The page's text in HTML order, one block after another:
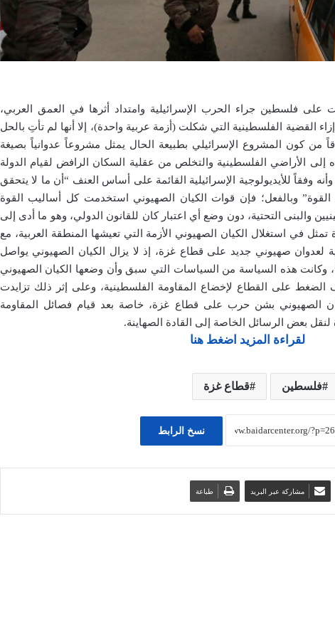
فلسطين جراء الحرب الإسرائيلية وامتداد أثرها في العمق العربي،
القضية الفلسطينية التي شكلت (أزمة عربية واحدة)، إلا أنها لم تأتِ بالحل
من كون المشروع الإسرائيلي بطبيعة الحال يمثل مشروعاً عدوانياً بصيغة
إلى الأراضي الفلسطينية والتخلص من عقلية السكان الرافض لقيام الدولة
وفقاً للأيديولوجية الإسرائيلية القائمة على أساس العنف “أن ما لا يتحقق
وبالفعل؛ فإن قوات الكيان الصهيوني استخدمت كل أساليب القوة
والبنى التحتية، دون وضع أي اعتبار كان للقانون الدولي، وهو ما أدى إلى
في استغلال الكيان الصهيوني الأزمة التي تعيشها المنطقة العربية، مع
لعدوان صهيوني جديد على قطاع غزة، إذ لا يزال الكيان الصهيوني يواصل
وكانت هذه السياسة من السياسات التي سبق وأن وضعها الكيان الصهيوني
على القطاع لإخضاع المقاومة الفلسطينية، وعلى إثر ذلك تزايدت
الصهيوني بشن حرب على قطاع غزة، خاصة بعد قيام فصائل المقاومة
بعض الرسائل الخاصة إلى القادة الصهاينة.
لقراءة المزيد اضغط هنا
فلسطين قطاع غزة
نسخ الرابط
مشاركة عبر البريد طباعة